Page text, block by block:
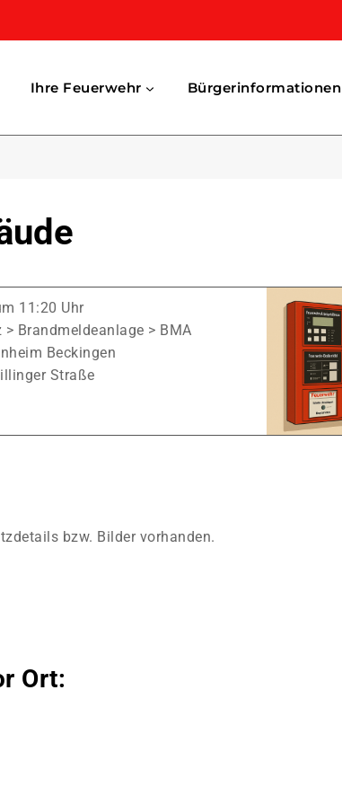
Ihre Feuerwehr Bürgerinformationen
11:20 Uhr
Brandmeldeanlage > BMA
Beckingen
Straße
bzw. Bilder vorhanden.
Ort: